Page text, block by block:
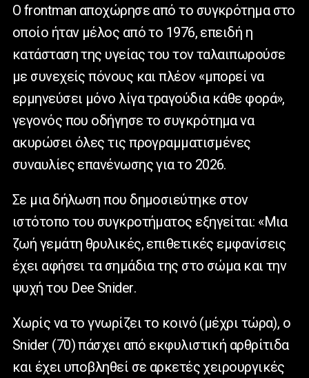
Ο frontman αποχώρησε από το συγκρότημα στο
οποίο ήταν μέλος από το 1976, επειδή η
κατάσταση της υγείας του τον ταλαιπωρούσε
με συνεχείς πόνους και πλέον «μπορεί να
ερμηνεύσει μόνο λίγα τραγούδια κάθε φορά»,
γεγονός που οδήγησε το συγκρότημα να
ακυρώσει όλες τις προγραμματισμένες
συναυλίες επανένωσης για το 2026.
Σε μια δήλωση που δημοσιεύτηκε στον
ιστότοπο του συγκροτήματος εξηγείται: «Μια
ζωή γεμάτη θρυλικές, επιθετικές εμφανίσεις
έχει αφήσει τα σημάδια της στο σώμα και την
ψυχή του Dee Snider.
Χωρίς να το γνωρίζει το κοινό (μέχρι τώρα), ο
Snider (70) πάσχει από εκφυλιστική αρθρίτιδα
και έχει υποβληθεί σε αρκετές χειρουργικές